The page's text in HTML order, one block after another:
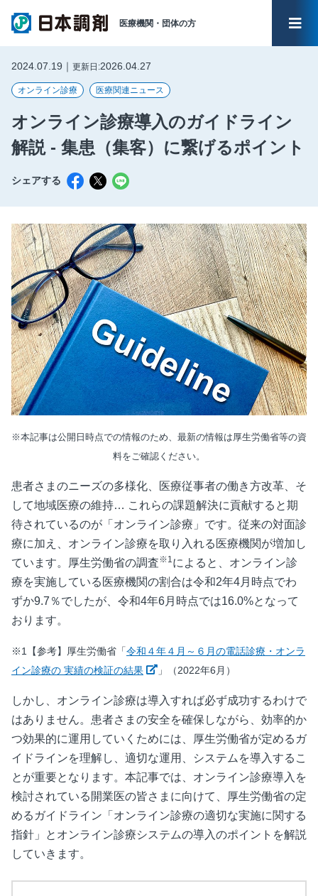
医療機関・ 団体の方 メ
2024.07.19｜ 更新日:2026.04.27
オンライン診療 医療関連ニュース
オンライン診療導入のガイドライン
解説 - 集患（集客）に繋げるポイント
シェアする
※本記事は公開日時点での情報のため、最新の情報は厚生労働省等の資
料をご確認ください。
患者さまのニーズの多様化、医療従事者の働き方改革、そ
して地域医療の維持… これらの課題解決に貢献すると期
待されているのが「オンライン診療」です。従来の対面診
療に加え、オンライン診療を取り入れる医療機関が増加し
ています。厚生労働省の調査※1によると、オンライン診
療を実施している医療機関の割合は令和2年4月時点でわ
ずか9.7％でしたが、令和4年6月時点では16.0%となって
おります。
※1 【参考】厚生労働省「令和４年４月～６月の電話診療・オンラ
イン診療の 実績の検証の結果
新しいウィンドウで開く
」（2022年6月）
しかし、オンライン診療は導入すれば必ず成功するわけで
はありません。患者さまの安全を確保しながら、効率的か
つ効果的に運用していくためには、厚生労働省が定めるガ
イドラインを理解し、適切な運用、システムを導入するこ
とが重要となります。本記事では、オンライン診療導入を
検討されている開業医の皆さまに向けて、厚生労働省の定
めるガイドライン「オンライン診療の適切な実施に関する
指針」とオンライン診療システムの導入のポイントを解説
していきます。